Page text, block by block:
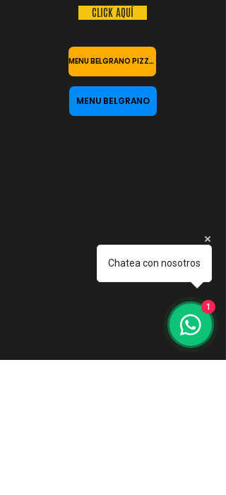
CLICK AQUÍ
MENU BELGRANO PIZZAS
MENU BELGRANO
Chatea con nosotros
1